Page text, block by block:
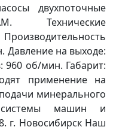
двухпоточные
Технические
Производительность
Давление на выходе:
960 об/мин. Габарит:
применение на
минерального
системы машин и
г. Новосибирск Наш